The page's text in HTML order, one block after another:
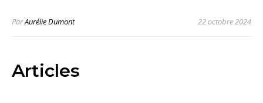
ParAurélie Dumont 22 octobre 2024
Articles